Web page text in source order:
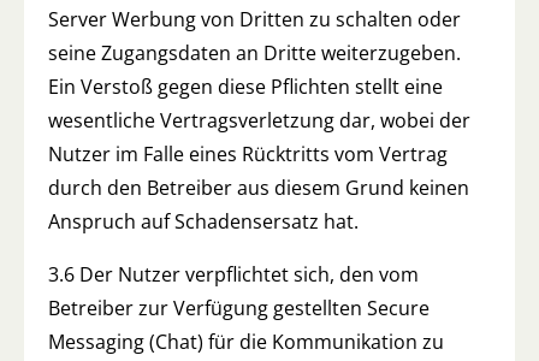
Server Werbung von Dritten zu schalten oder
seine Zugangsdaten an Dritte weiterzugeben.
Ein Verstoß gegen diese Pflichten stellt eine
wesentliche Vertragsverletzung dar, wobei der
Nutzer im Falle eines Rücktritts vom Vertrag
durch den Betreiber aus diesem Grund keinen
Anspruch auf Schadensersatz hat.
3.6 Der Nutzer verpflichtet sich, den vom
Betreiber zur Verfügung gestellten Secure
Messaging (Chat) für die Kommunikation zu